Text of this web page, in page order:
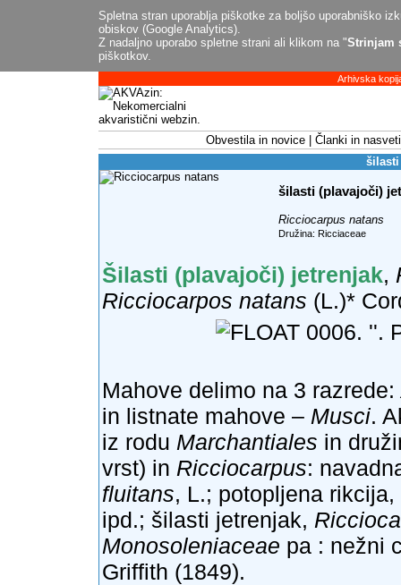
Spletna stran uporablja piškotke za boljšo uporabniško
obiskov (Google Analytics).
Z nadaljno uporabo spletne strani ali klikom na "Strinjam
piškotkov.
Arhivska
Obvestila in novice
Članki in nasveti
šilasti
šilasti (plavajoči)
Ricciocarpus natans
Družina: Ricciaceae
Šilasti (plavajoči) jetrenjak,
Ricciocarpos natans (L.)*
Mahove delimo na 3 razrede:
in listnate mahove – Musci.
iz rodu Marchantiales in
vrst) in Ricciocarpus:
fluitans, L.; potopljena rikcija,
ipd.; šilasti jetrenjak,
Monosoleniaceae pa : nežni
Griffith (1849).